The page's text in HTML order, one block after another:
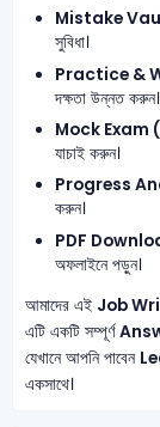
Mistake
সুবিধা।
Practice &
দক্ষতা উন্নত করুন।
Mock Exam
যাচাই করুন।
Progress
করুন।
PDF
অফলাইনে পড়ুন।
আমাদের এই Job
এটি একটি সম্পূর্ণ
যেখানে আপনি পাবেন
একসাথে।